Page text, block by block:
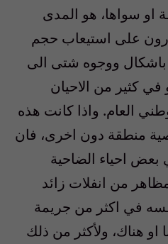
او سواها، هو المدى
على استيعاب حجم
ووجوه شتى الى
في كثير من الاحيان
العام. واذا كانت هذه
منطقة دون اخرى، فان
بعض احياء الضاحية
من انفلات زائد
في اكثر من جريمة
هناك، ولأكثر من ذلك